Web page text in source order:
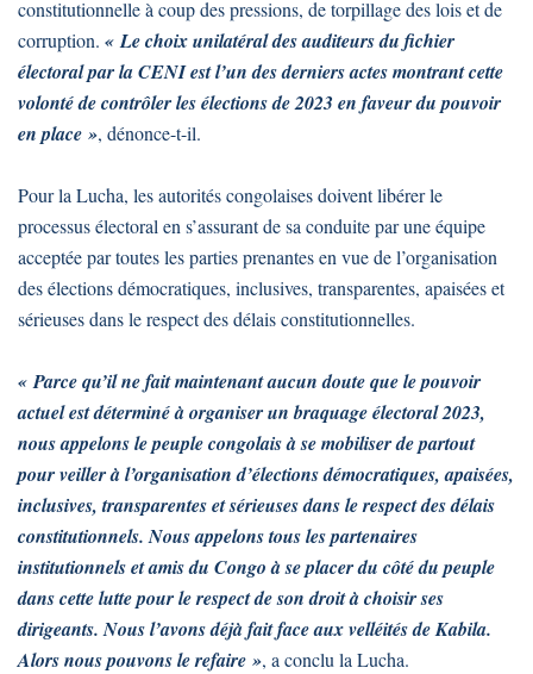
constitutionnelle à coup des pressions, de torpillage des lois et de
corruption. « Le choix unilatéral des auditeurs du fichier
électoral par la CENI est l’un des derniers actes montrant cette
volonté de contrôler les élections de 2023 en faveur du pouvoir
en place », dénonce-t-il.
Pour la Lucha, les autorités congolaises doivent libérer le
processus électoral en s’assurant de sa conduite par une équipe
acceptée par toutes les parties prenantes en vue de l’organisation
des élections démocratiques, inclusives, transparentes, apaisées et
sérieuses dans le respect des délais constitutionnelles.
« Parce qu’il ne fait maintenant aucun doute que le pouvoir
actuel est déterminé à organiser un braquage électoral 2023,
nous appelons le peuple congolais à se mobiliser de partout
pour veiller à l’organisation d’élections démocratiques, apaisées,
inclusives, transparentes et sérieuses dans le respect des délais
constitutionnels. Nous appelons tous les partenaires
institutionnels et amis du Congo à se placer du côté du peuple
dans cette lutte pour le respect de son droit à choisir ses
dirigeants. Nous l’avons déjà fait face aux velléités de Kabila.
Alors nous pouvons le refaire », a conclu la Lucha.